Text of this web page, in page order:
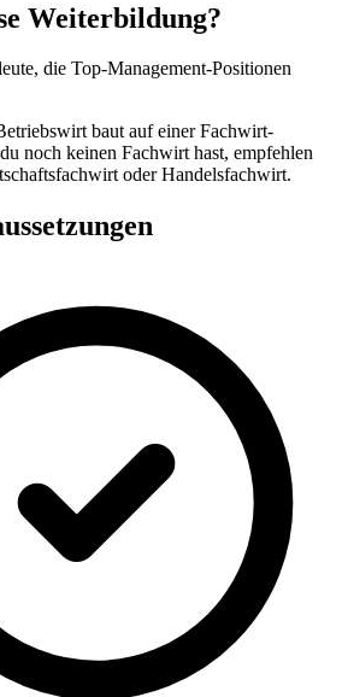
Weiterbildung?
die Top-Management-Positionen
baut auf einer Fachwirt-
noch keinen Fachwirt hast, empfehlen
oder Handelsfachwirt.